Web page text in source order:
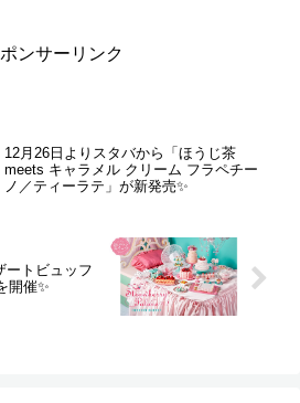
ンサーリンク
12月26日よりスタバから「ほうじ茶
meets キャラメル クリーム フラペチー
ノ／ティーラテ」が新発売✨
ートビュッフ
開催✨